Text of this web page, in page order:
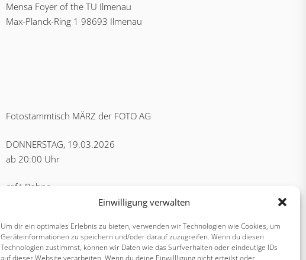
Einwilligung verwalten
Um dir ein optimales Erlebnis zu bieten, verwenden wir Technologien wie Cookies, um
Geräteinformationen zu speichern und/oder darauf zuzugreifen. Wenn du diesen
Technologien zustimmst, können wir Daten wie das Surfverhalten oder eindeutige IDs
auf dieser Website verarbeiten. Wenn du deine Einwillligung nicht erteilst oder
Mensa Foyer of the TU Ilmenau
Max-Planck-Ring 1 98693 Ilmenau
Fotostammtisch MÄRZ der FOTO AG
DONNERSTAG, 19.03.2026
ab 20:00 Uhr
café Bohne
Weimarer Str. 9, Ilmenau